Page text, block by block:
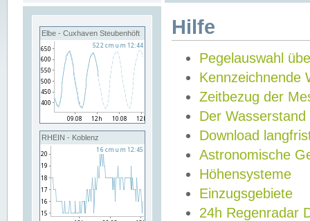
Elbe - Cuxhaven Steubenhöft
RHEIN - Koblenz
Hilfe
Pegelauswahl
Kennzeichnende
Zeitbezug der
Der Wasserstand
Download
Astronomische
Höhensysteme
Einzugsgebiete
24h Regenradar